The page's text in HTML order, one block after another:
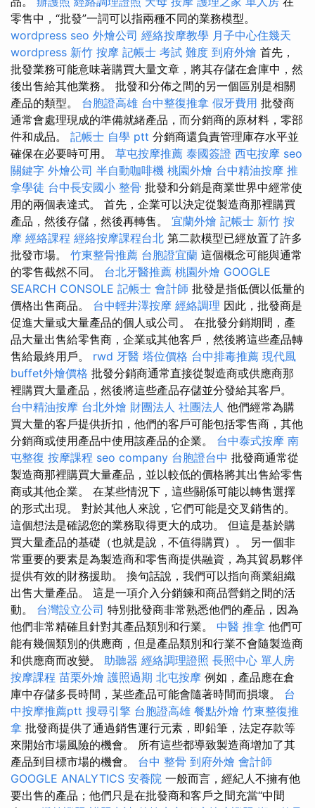
零售中，“批發”一詞可以指兩種不同的業務模型。
wordpress seo 外燴公司 經絡按摩教學 月子中心住幾天
wordpress 新竹 按摩 記帳士 考試 難度 到府外燴 首先，
批發業務可能意味著購買大量文章，將其存儲在倉庫中，然
後出售給其他業務。 批發和分佈之間的另一個區別是相關
產品的類型。 台胞證高雄 台中整復推拿 假牙費用 批發商
通常會處理現成的準備就緒產品，而分銷商的原材料，零部
件和成品。 記帳士 自學 ptt 分銷商還負責管理庫存水平並
確保在必要時可用。 草屯按摩推薦 泰國簽證 西屯按摩 seo
關鍵字 外燴公司 半自動咖啡機 桃園外燴 台中精油按摩 推
拿學徒 台中長安國小 整骨 批發和分銷是商業世界中經常使
用的兩個表達式。 首先，企業可以決定從製造商那裡購買
產品，然後存儲，然後再轉售。 宜蘭外燴 記帳士 新竹 按
摩 經絡課程 經絡按摩課程台北 第二款模型已經放置了許多
批發市場。 竹東整骨推薦 台胞證宜蘭 這個概念可能與通常
的零售截然不同。 台北牙醫推薦 桃園外燴 GOOGLE
SEARCH CONSOLE 記帳士 會計師 批發是指低價以低量的
價格出售商品。 台中輕井澤按摩 經絡調理 因此，批發商是
促進大量或大量產品的個人或公司。 在批發分銷期間，產
品大量出售給零售商，企業或其他客戶，然後將這些產品轉
售給最終用戶。 rwd 牙醫 塔位價格 台中排毒推薦 現代風
buffet外燴價格 批發分銷商通常直接從製造商或供應商那
裡購買大量產品，然後將這些產品存儲並分發給其客戶。
台中精油按摩 台北外燴 財團法人 社團法人 他們經常為購
買大量的客戶提供折扣，他們的客戶可能包括零售商，其他
分銷商或使用產品中使用該產品的企業。 台中泰式按摩 南
屯整復 按摩課程 seo company 台胞證台中 批發商通常從
製造商那裡購買大量產品，並以較低的價格將其出售給零售
商或其他企業。 在某些情況下，這些關係可能以轉售選擇
的形式出現。 對於其他人來說，它們可能是交叉銷售的。
這個想法是確認您的業務取得更大的成功。 但這是基於購
買大量產品的基礎（也就是說，不值得購買）。 另一個非
常重要的要素是為製造商和零售商提供融資，為其貿易夥伴
提供有效的財務援助。 換句話說，我們可以指向商業組織
出售大量產品。 這是一項介入分銷鍊和商品營銷之間的活
動。 台灣設立公司 特別批發商非常熟悉他們的產品，因為
他們非常精確且針對其產品類別和行業。 中醫 推拿 他們可
能有幾個類別的供應商，但是產品類別和行業不會隨製造商
和供應商而改變。 助聽器 經絡調理證照 長照中心 單人房
按摩課程 苗栗外燴 護照過期 北屯按摩 例如，產品應在倉
庫中存儲多長時間，某些產品可能會隨著時間而損壞。 台
中按摩推薦ptt 搜尋引擎 台胞證高雄 餐點外燴 竹東整復推
拿 批發商提供了通過銷售運行元素，即鉛筆，法定存款等
來開始市場風險的機會。 所有這些都導致製造商增加了其
產品到目標市場的機會。 台中 整骨 到府外燴 會計師
GOOGLE ANALYTICS 安養院 一般而言，經紀人不擁有他
要出售的產品；他們只是在批發商和客戶之間充當“中間